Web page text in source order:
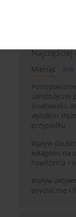
Najczęściej
Miesiąc
Rok
samobójczej
środowisku
wysokim
przypadku
Wpływ
kolagenu na
nawilżenia i
Wpływ
psychiczne i